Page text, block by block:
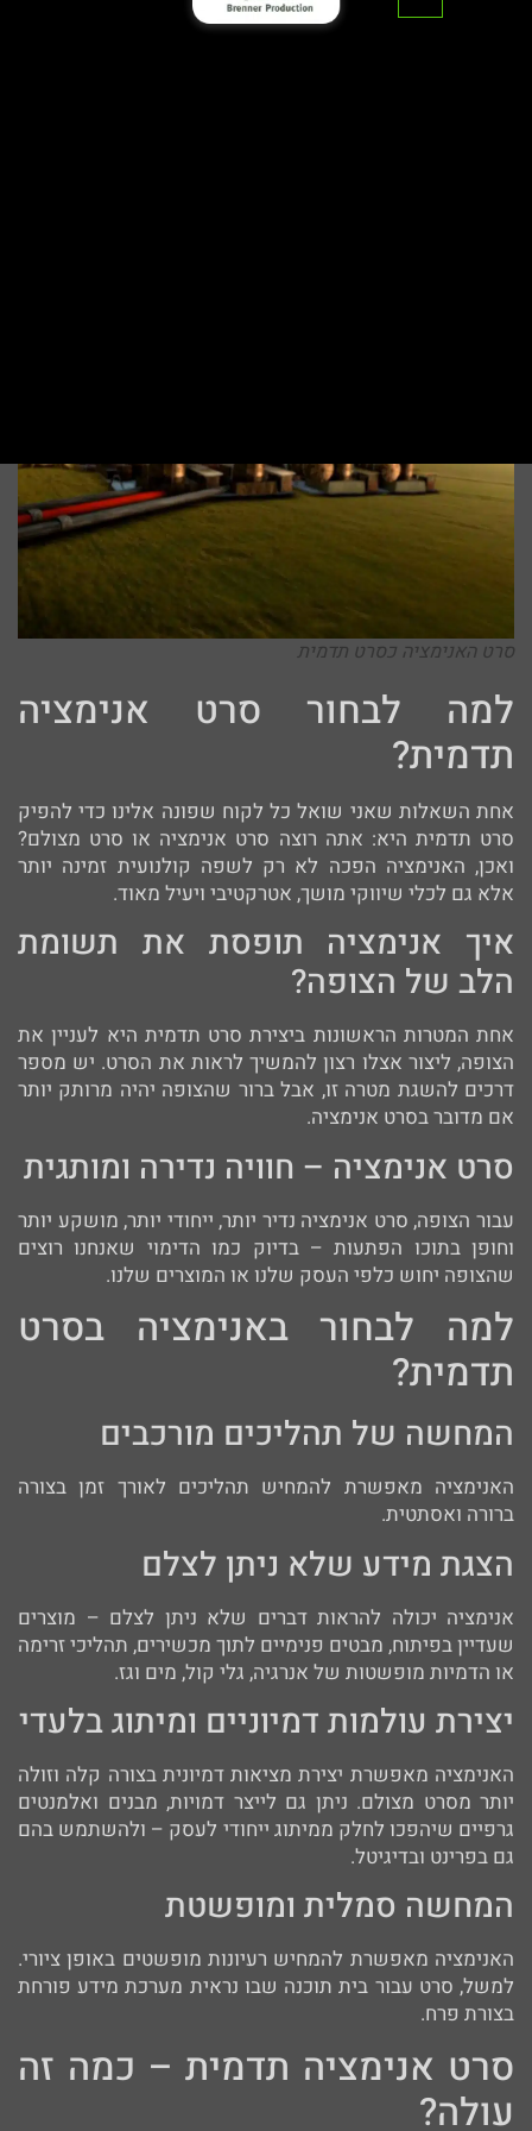
סרט האנימציה כסרט תדמית
למה לבחור סרט אנימציה
תדמית?
אחת השאלות שאני שואל כל לקוח שפונה אלינו כדי להפיק
סרט תדמית היא: אתה רוצה סרט אנימציה או סרט מצולם?
ואכן, האנימציה הפכה לא רק לשפה קולנועית זמינה יותר
אלא גם לכלי שיווקי מושך, אטרקטיבי ויעיל מאוד.
איך אנימציה תופסת את תשומת
הלב של הצופה?
אחת המטרות הראשונות ביצירת סרט תדמית היא לעניין את
הצופה, ליצור אצלו רצון להמשיך לראות את הסרט. יש מספר
דרכים להשגת מטרה זו, אבל ברור שהצופה יהיה מרותק יותר
אם מדובר בסרט אנימציה.
סרט אנימציה – חוויה נדירה ומותגית
עבור הצופה, סרט אנימציה נדיר יותר, ייחודי יותר, מושקע יותר
וחופן בתוכו הפתעות – בדיוק כמו הדימוי שאנחנו רוצים
שהצופה יחוש כלפי העסק שלנו או המוצרים שלנו.
למה לבחור באנימציה בסרט
תדמית?
המחשה של תהליכים מורכבים
האנימציה מאפשרת להמחיש תהליכים לאורך זמן בצורה
ברורה ואסתטית.
הצגת מידע שלא ניתן לצלם
אנימציה יכולה להראות דברים שלא ניתן לצלם – מוצרים
שעדיין בפיתוח, מבטים פנימיים לתוך מכשירים, תהליכי זרימה
או הדמיות מופשטות של אנרגיה, גלי קול, מים וגז.
יצירת עולמות דמיוניים ומיתוג בלעדי
האנימציה מאפשרת יצירת מציאות דמיונית בצורה קלה וזולה
יותר מסרט מצולם. ניתן גם לייצר דמויות, מבנים ואלמנטים
גרפיים שיהפכו לחלק ממיתוג ייחודי לעסק – ולהשתמש בהם
גם בפרינט ובדיגיטל.
המחשה סמלית ומופשטת
האנימציה מאפשרת להמחיש רעיונות מופשטים באופן ציורי.
למשל, סרט עבור בית תוכנה שבו נראית מערכת מידע פורחת
בצורת פרח.
סרט אנימציה תדמית – כמה זה
עולה?